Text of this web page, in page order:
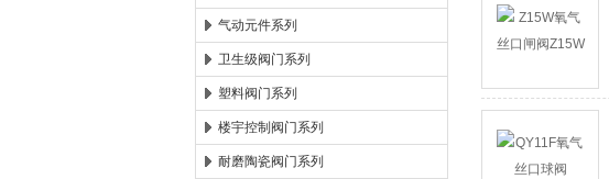
气动元件系列
卫生级阀门系列
塑料阀门系列
楼宇控制阀门系列
耐磨陶瓷阀门系列